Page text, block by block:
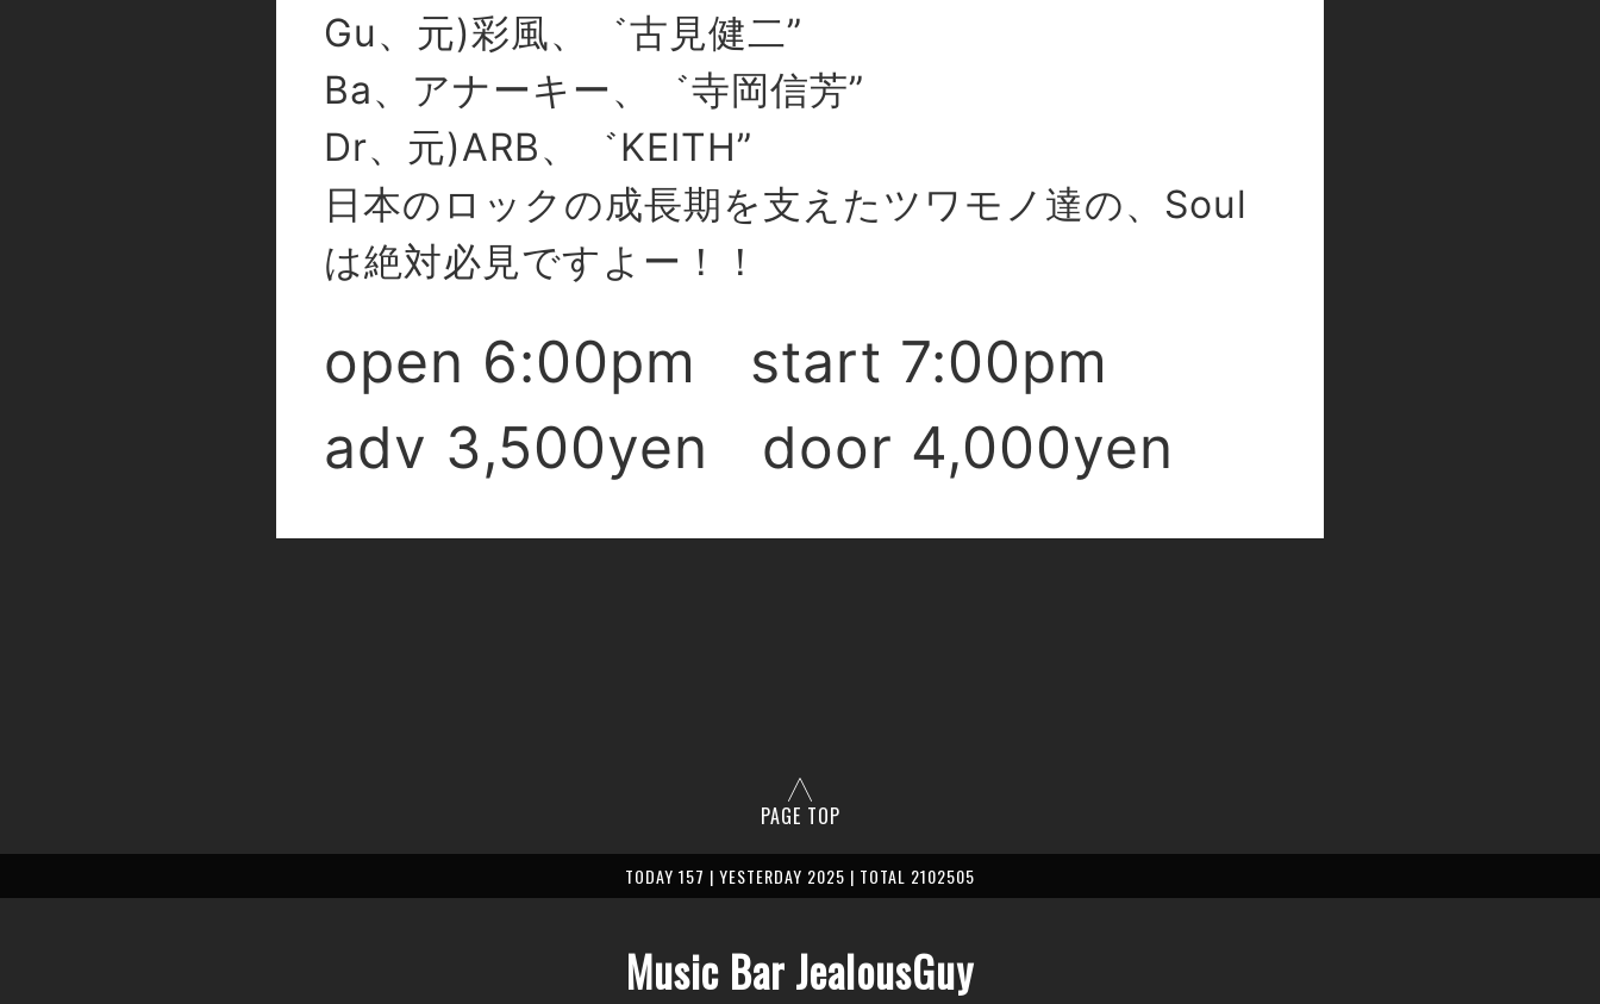
Gu、元)彩風、゛古見健二”
Ba、アナーキー、゛寺岡信芳”
Dr、元)ARB、゛KEITH”
日本のロックの成長期を支えたツワモノ達の、Soul
は絶対必見ですよー！！
open 6:00pm start 7:00pm
adv 3,500yen door 4,000yen
PAGE TOP
TODAY 157 | YESTERDAY 2025 | TOTAL 2102505
Music Bar JealousGuy